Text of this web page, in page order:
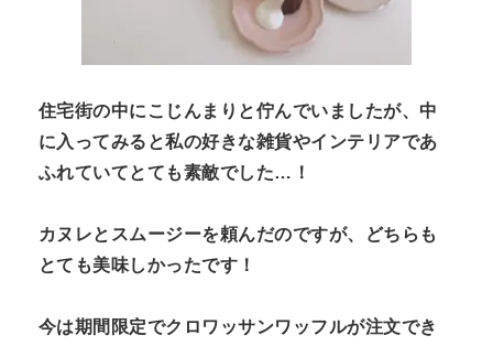
住宅街の中にこじんまりと佇んでいましたが、中
に入ってみると私の好きな雑貨やインテリアであ
ふれていてとても素敵でした…！
カヌレとスムージーを頼んだのですが、どちらも
とても美味しかったです！
今は期間限定でクロワッサンワッフルが注文でき